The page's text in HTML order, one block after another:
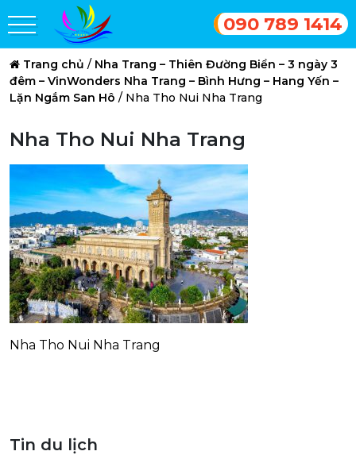
090 789 1414
Trang chủ / Nha Trang – Thiên Đường Biển – 3 ngày 3
đêm – VinWonders Nha Trang – Bình Hưng – Hang Yến –
Lặn Ngắm San Hô / Nha Tho Nui Nha Trang
Nha Tho Nui Nha Trang
Nha Tho Nui Nha Trang
Tin du lịch